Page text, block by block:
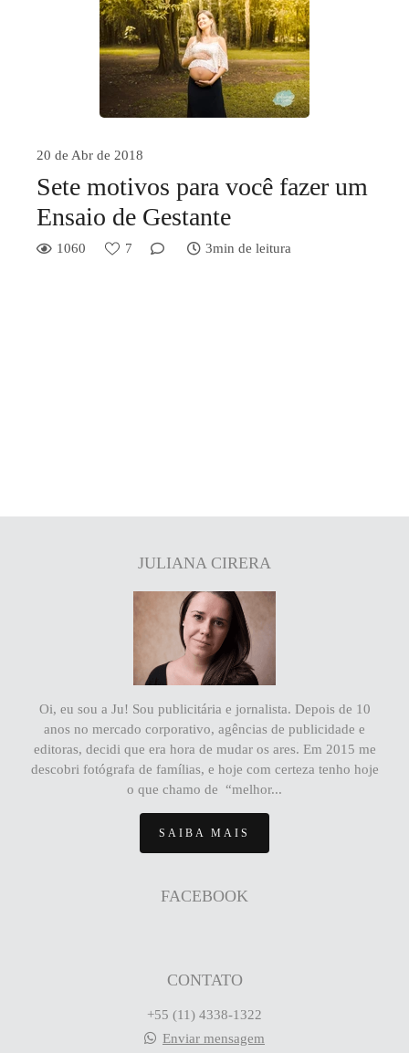
20 de Abr de 2018
Sete motivos para você fazer um
Ensaio de Gestante
1060 7 3min de leitura
JULIANA CIRERA
Oi, eu sou a Ju! Sou publicitária e jornalista. Depois de 10
anos no mercado corporativo, agências de publicidade e
editoras, decidi que era hora de mudar os ares. Em 2015 me
descobri fotógrafa de famílias, e hoje com certeza tenho hoje
o que chamo de “melhor...
SAIBA MAIS
FACEBOOK
CONTATO
+55 (11) 4338-1322
Enviar mensagem